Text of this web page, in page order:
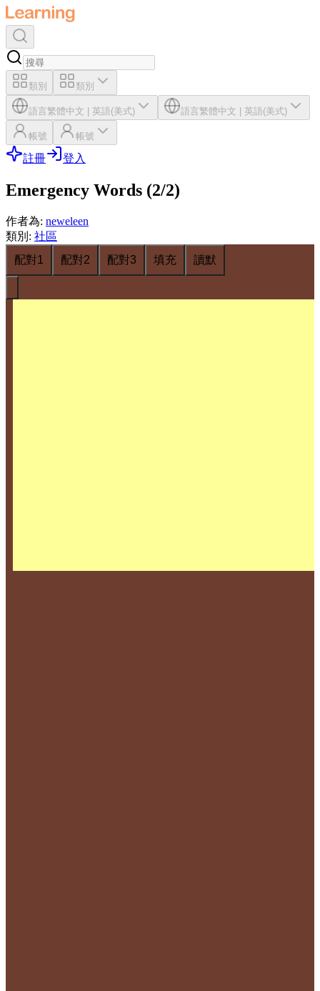
類別 類別
語言繁體中文 英語(美式) 語言繁體中文 英語(美式)
帳號 帳號
註冊 登入
Emergency Words (2/2)
作者為: neweleen
類別 : 社區
配對1
配對2 配對3 填充 讀默